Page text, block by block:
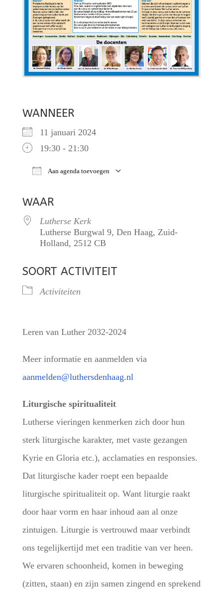
WANNEER
11 januari 2024
19:30 - 21:30
Aan agenda toevoegen
WAAR
Lutherse Kerk
Lutherse Burgwal 9, Den Haag, Zuid-
Holland, 2512 CB
SOORT ACTIVITEIT
Activiteiten
Leren van Luther 2032-2024
Meer informatie en aanmelden via
aanmelden@luthersdenhaag.nl
Liturgische spiritualiteit
Lutherse vieringen kenmerken zich door hun
sterk liturgische karakter, met vaste gezangen
Kyrie en Gloria etc.), acclamaties en responsies.
Dat liturgische kader roept een bepaalde
liturgische spiritualiteit op. Want liturgie raakt
door haar vorm en haar inhoud aan al onze
zintuigen. Liturgie is vertrouwd maar verbindt
ons tegelijkertijd met een traditie van ver heen.
We ervaren schoonheid, komen in beweging
(zitten, staan) en zijn samen zingend en sprekend